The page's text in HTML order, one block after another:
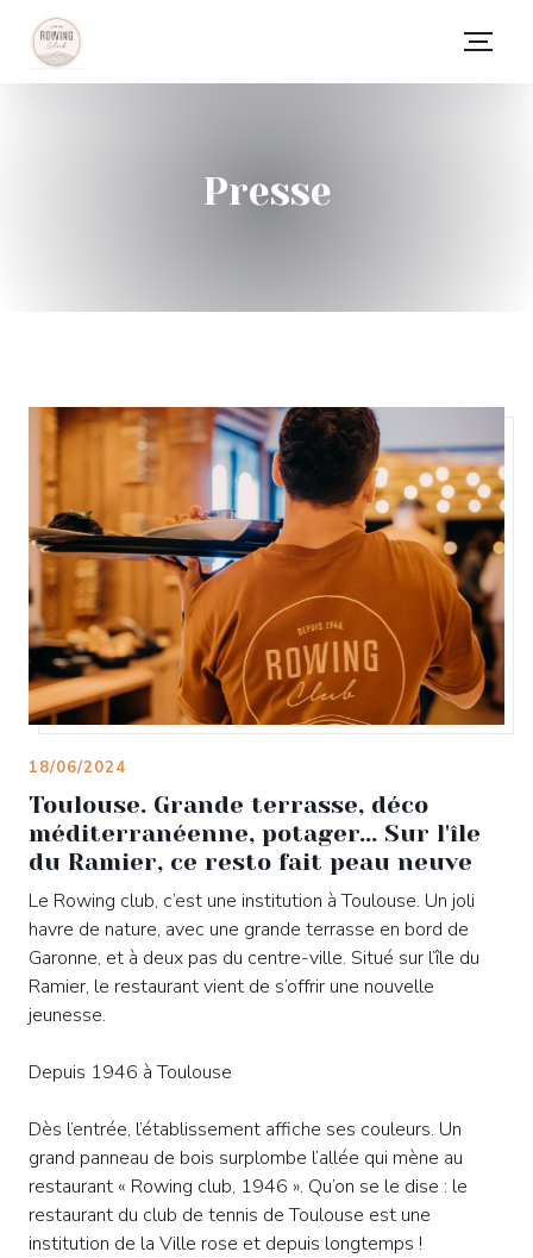
Presse
Toulouse. Grande terrasse, déco
méditerranéenne, potager... Sur l'île
du Ramier, ce resto fait peau neuve
18/06/2024
Le Rowing club, c’est une institution à Toulouse. Un joli
havre de nature, avec une grande terrasse en bord de
Garonne, et à deux pas du centre-ville. Situé sur l’île du
Ramier, le restaurant vient de s’offrir une nouvelle
jeunesse.
Depuis 1946 à Toulouse
Dès l’entrée, l’établissement affiche ses couleurs. Un
grand panneau de bois surplombe l’allée qui mène au
restaurant « Rowing club, 1946 ». Qu’on se le dise : le
restaurant du club de tennis de Toulouse est une
institution de la Ville rose et depuis longtemps !